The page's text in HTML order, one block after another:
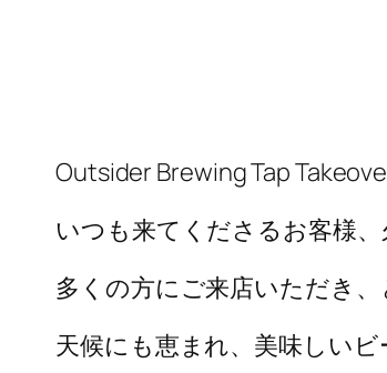
Outsider Brewing Tap
いつも来てくださるお客様
多くの方にご来店いただき
天候にも恵まれ、美味しい